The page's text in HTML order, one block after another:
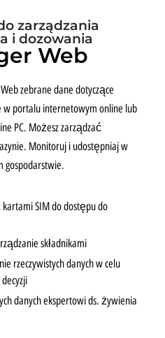
zarządzania
i dozowania
Web
zebrane dane dotyczące
portalu internetowym online lub
PC. Możesz zarządzać
Monitoruj i udostępniaj w
gospodarstwie.
SIM do dostępu do
składnikami
rzeczywistych danych w celu
danych ekspertowi ds. żywienia